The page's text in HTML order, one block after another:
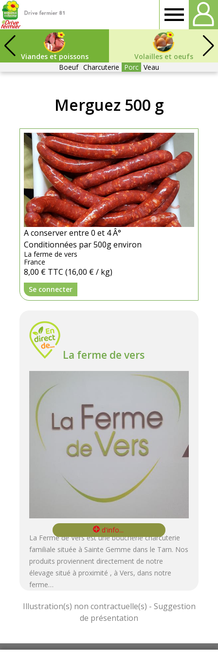
Tarn
Viandes et poissons
Volailles et oeufs
Boeuf Charcuterie Porc Veau
Merguez 500 g
A conserver entre 0 et 4 Â°
Conditionnées par 500g environ
La ferme de vers
France
8,00 € TTC (16,00 € / kg)
Se connecter
La ferme de vers
La Ferme de Vers est une boucherie charcuterie
familiale située à Sainte Gemme dans le Tarn. Nos
produits proviennent directement de notre
élevage situé à proximité , à Vers, dans notre
ferme…